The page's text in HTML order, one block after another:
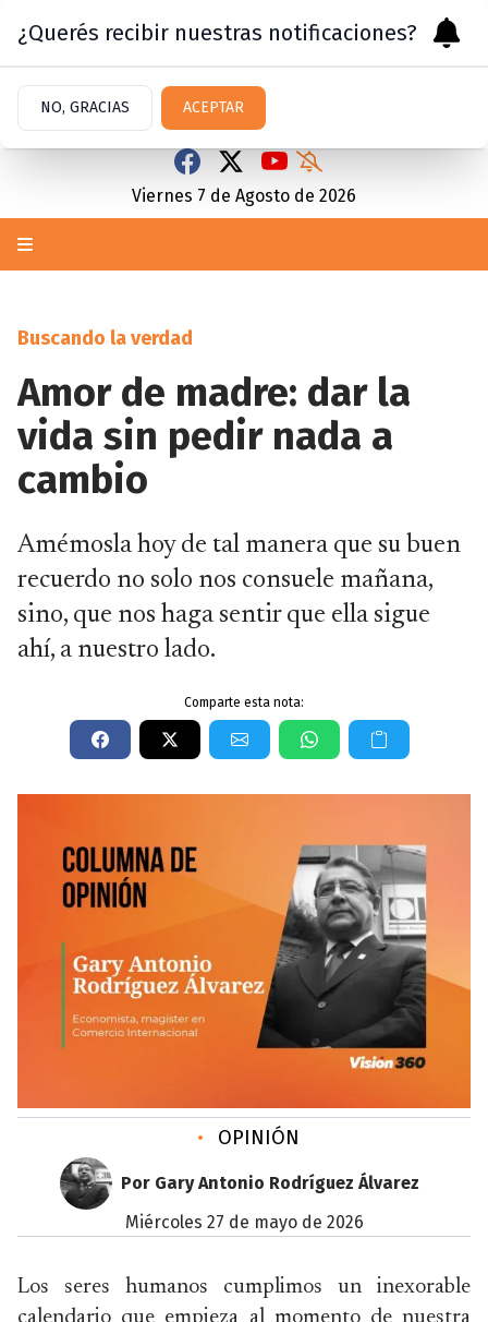
Viernes 7 de Agosto de 2026
Buscando la verdad
Amor de madre: dar la
vida sin pedir nada a
cambio
Amémosla hoy de tal manera que su buen
recuerdo no solo nos consuele mañana,
sino, que nos haga sentir que ella sigue
ahí, a nuestro lado.
Comparte esta nota:
• OPINIÓN
Por Gary Antonio Rodríguez Álvarez
miércoles 27 de mayo de 2026
Los seres humanos cumplimos un inexorable
calendario que empieza al momento de nuestra
¿Querés recibir nuestras notificaciones?
NO, GRACIAS ACEPTAR